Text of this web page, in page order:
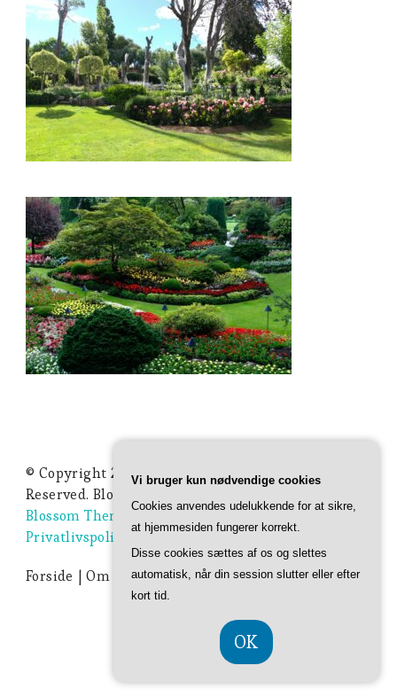
© Copyright 2026 Ideer Til Haven
. All Rights
Reserved.Blossom Studio | Developed By
Blossom Themes. Powered byWordPress .
Privatlivspolitik
Forside Om Ideer-til-haven.dk Privatlivspolitik
CVR DK 374 077 39
Vi bruger kun nødvendige cookies
Cookies anvendes udelukkende for at sikre,
at hjemmesiden fungerer korrekt.
Disse cookies sættes af os og slettes
automatisk, når din session slutter eller efter
kort tid.
OK